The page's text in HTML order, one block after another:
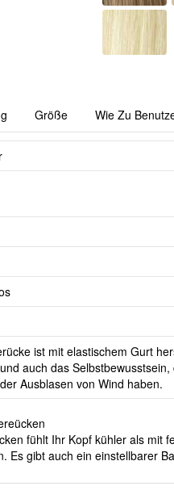
Größe Wie Zu
ist mit elastischem Gurt
auch das
Ausblasen von Wind haben.
fühlt Ihr Kopf kühler als mit
Es gibt auch ein einstellbarer